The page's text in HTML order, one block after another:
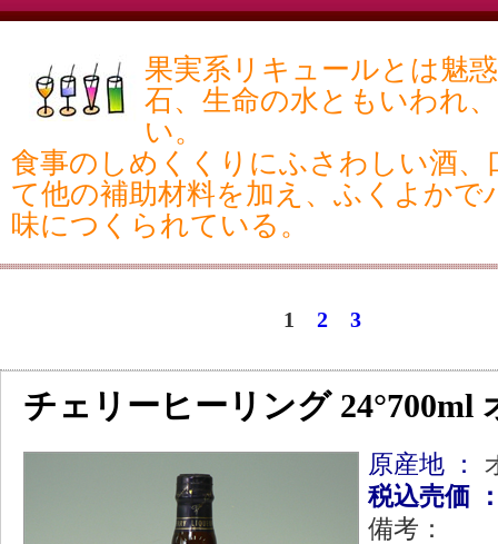
果実系リキュールとは魅
石、生命の水ともいわれ
い。
食事のしめくくりにふさわしい酒、
て他の補助材料を加え、ふくよかで
味につくられている。
1 2 3
チェリーヒーリング
原産地 ：
税込売価
備考：